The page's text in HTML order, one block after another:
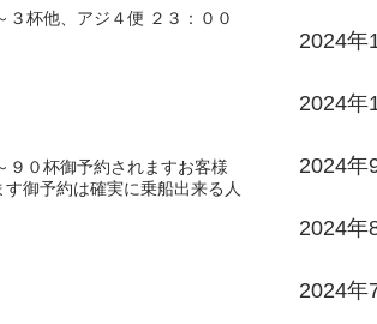
杯他、アジ４便 ２３：００
９０杯御予約されますお客様
御予約は確実に乗船出来る人
2024年
2024年
2024年
2024年
2024年